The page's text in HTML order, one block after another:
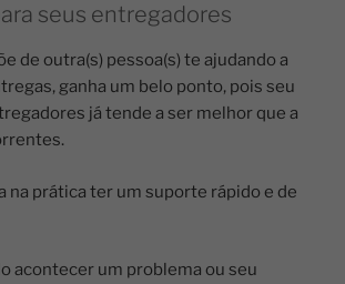
seus entregadores
de outra(s) pessoa(s) te ajudando a
ganha um belo ponto, pois seu
já tende a ser melhor que a
na prática ter um suporte rápido e de
acontecer um problema ou seu